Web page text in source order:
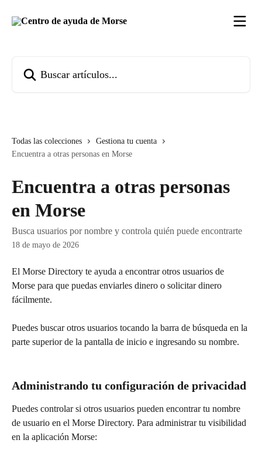
Todas las colecciones
Gestiona tu cuenta
Encuentra a otras personas en Morse
Encuentra a otras personas
en Morse
Busca usuarios por nombre y controla quién puede encontrarte
18 de mayo de 2026
El Morse Directory te ayuda a encontrar otros usuarios de
Morse para que puedas enviarles dinero o solicitar dinero
fácilmente.
Puedes buscar otros usuarios tocando la barra de búsqueda en la
parte superior de la pantalla de inicio e ingresando su nombre.
Administrando tu configuración de privacidad
Puedes controlar si otros usuarios pueden encontrar tu nombre
de usuario en el Morse Directory. Para administrar tu visibilidad
en la aplicación Morse: